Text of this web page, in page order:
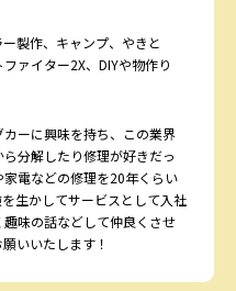
製作、キャンプ、やきと
ァイター2X、DIYや物作り
ーに興味を持ち、この業界
分解したり修理が好きだっ
電などの修理を20年くらい
生かしてサービスとして入社
味の話などして仲良くさせ
いいたします！